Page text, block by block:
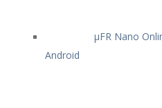
μFR Nano
Android